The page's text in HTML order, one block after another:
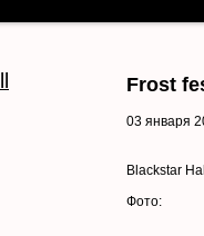
Frost
03 января
Blackstar
Фото: